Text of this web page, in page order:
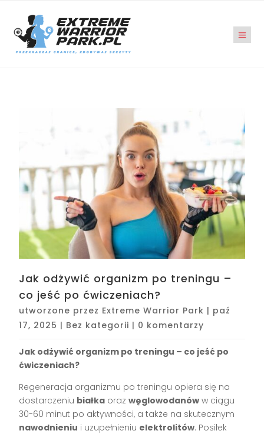
Jak odżywić organizm po treningu –
co jeść po ćwiczeniach?
utworzone przez Extreme Warrior Park | paź
17, 2025 | Bez kategorii | 0 komentarzy
Jak odżywić organizm po treningu – co jeść po
ćwiczeniach?
Regeneracja organizmu po treningu opiera się na
dostarczeniu białka orazwęglowodanów w ciągu
30-60 minut po aktywności, a także na skutecznym
nawodnieniu i uzupełnieniu elektrolitów. Posiłek